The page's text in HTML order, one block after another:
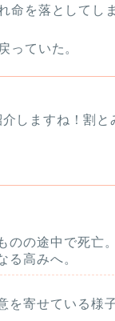
命を落としてし
っていた。
しますね！割と
のの途中で死亡
る高みへ。
を寄せている様